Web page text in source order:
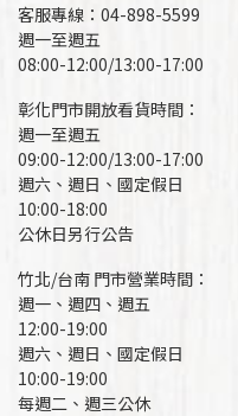
客服專線：04-898-5599
週一至週五
08:00-12:00/13:00-17:00
彰化門市開放看貨時間：
週一至週五
09:00-12:00/13:00-17:00
週六、週日、國定假日
10:00-18:00
公休日另行公告
竹北/台南 門市營業時間：
週一、週四、週五
12:00-19:00
週六、週日、國定假日
10:00-19:00
每週二、週三公休